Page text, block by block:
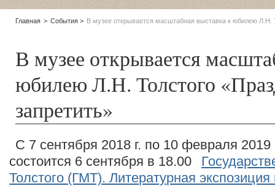
Родительские
Главная События В музее открывается масштабная выставка к юбилею Л.Н.
В музее открывается
юбилею Л.Н. Толстого
запретить»
C 7 сентября 2018 г. по 10 февраля
состоится 6 сентября в 18.00
Толстого (ГМТ). Литературная